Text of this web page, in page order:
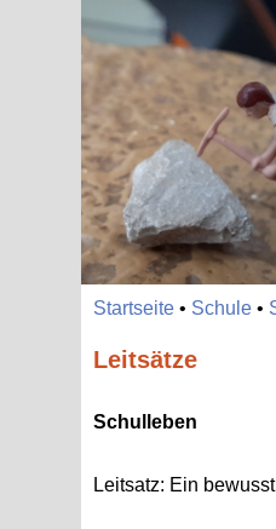
Start­sei­te • Schu­le •
Leitsätze
Schul­le­ben
Leit­satz: Ein